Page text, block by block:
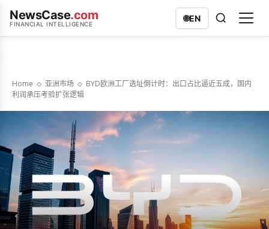
NewsCase.com
FINANCIAL INTELLIGENCE
🌐EN
Home 亚洲市场
BYD欧洲工厂选址倒计时：出口占比逼近五成，国内
利润承压考验扩张逻辑